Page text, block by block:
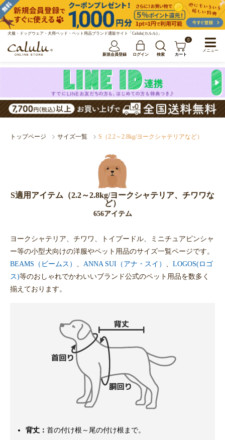
犬服・ドッグウェア・犬用ベッド・ペット用品ブランド通販サイト「Calulu(カルル)」
新規会員登録 ログイン 検索
0
カート
トップページ サイズ一覧 S（2.2～2.8kg/ヨークシャテリアなど）
S適用アイテム（2.2～2.8kg/ヨークシャテリア、チワワな
ど）
656アイテム
ヨークシャテリア、チワワ、トイプードル、ミニチュアピンシャ
ー等の小型犬向けの洋服やペット用品のサイズ一覧ページです。
BEAMS（ビームス）
ANNA SUI（アナ・スイ）
LOGOS(ロゴ
ス)等のおしゃれでかわいいブランド公式のペット用品を数多く
揃えております。
背丈： 首の付け根～尾の付け根まで。
メニュー